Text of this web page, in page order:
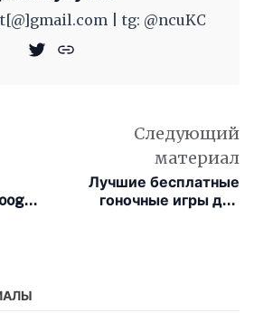
| tg: @ncuKC
Следующий
материал
Лучшие бесплатные
гоночные игры для